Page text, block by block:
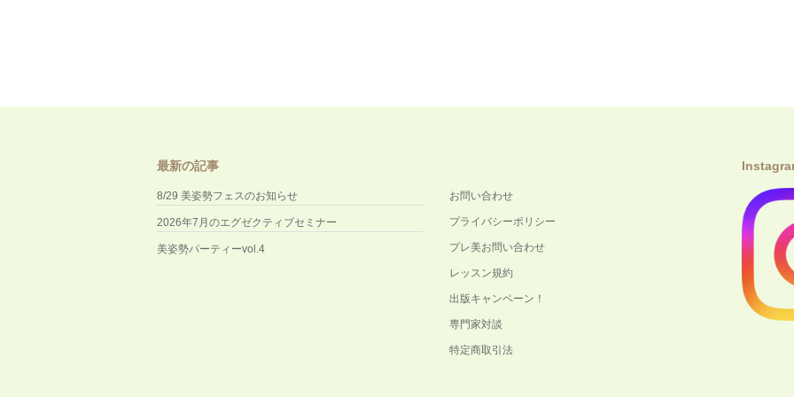
最新の記事
8/29 美姿勢フェスのお知らせ
2026年7月のエグゼクティブセミナー
美姿勢パーティーvol.4
お問い合わせ
プライバシーポリシー
プレ美お問い合わせ
レッスン規約
出版キャンペーン！
専門家対談
特定商取引法